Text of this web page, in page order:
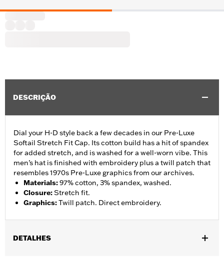
DESCRIÇÃO
Dial your H-D style back a few decades in our Pre-Luxe
Softail Stretch Fit Cap. Its cotton build has a hit of spandex
for added stretch, and is washed for a well-worn vibe. This
men’s hat is finished with embroidery plus a twill patch that
resembles 1970s Pre-Luxe graphics from our archives.
Materials:97% cotton, 3% spandex, washed.
Closure:Stretch fit.
Graphics:Twill patch. Direct embroidery.
DETALHES